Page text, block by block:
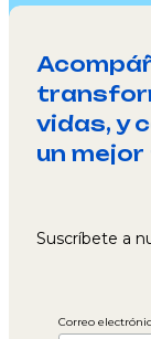
vidas, y
un
Suscríbete a
Correo